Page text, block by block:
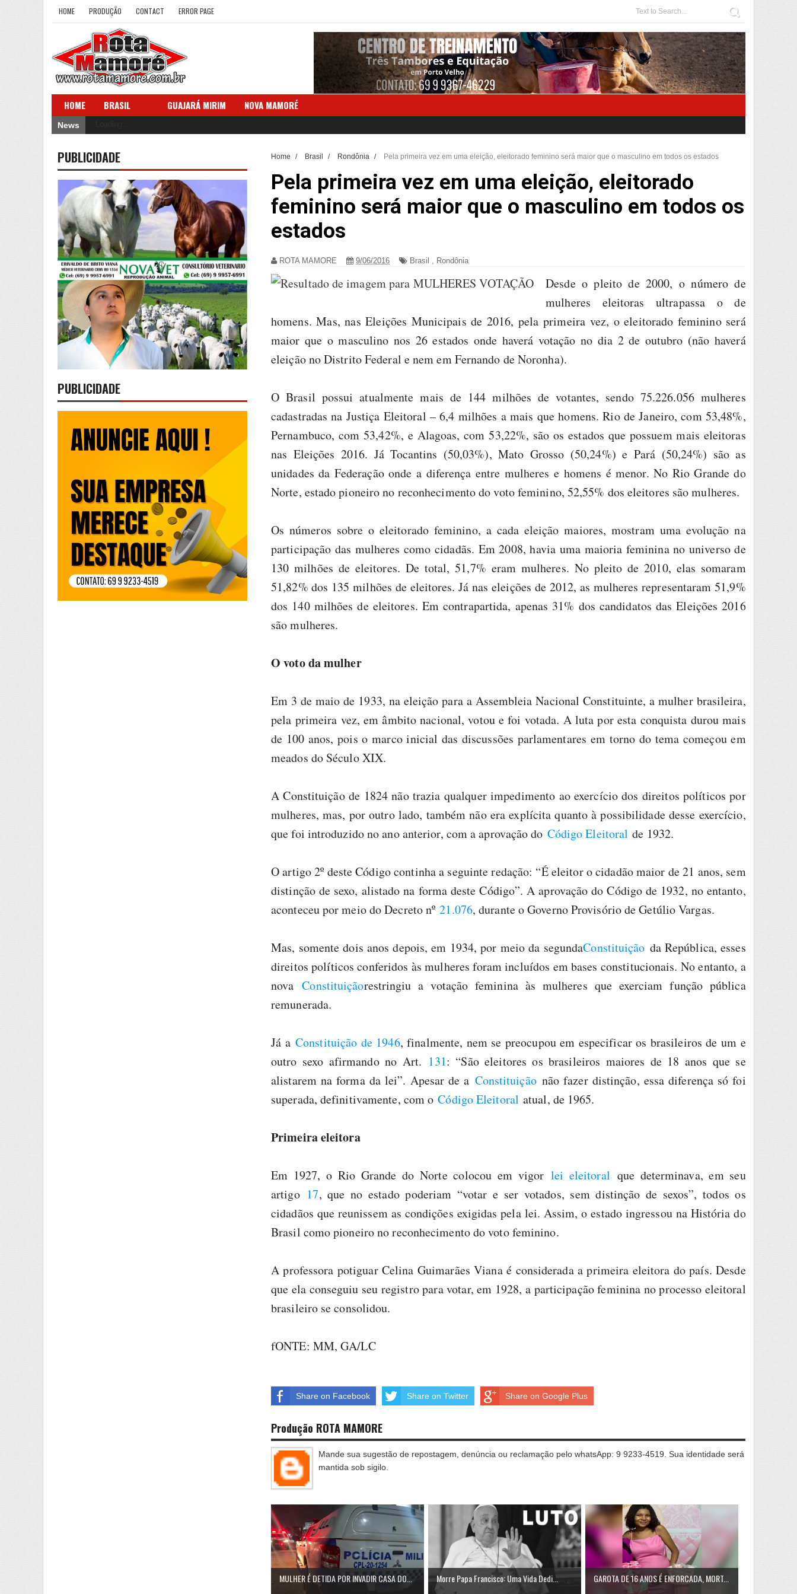
HOME PRODUÇÃO CONTACT ERROR PAGE
HOME BRASIL GUAJARÁ MIRIM NOVA MAMORÉ
News
Home / Brasil / Rondônia / Pela primeira vez em uma eleição, eleitorado feminino será maior que o masculino em todos os estados
Pela primeira vez em uma eleição, eleitorado
feminino será maior que o masculino em todos os
estados
ROTA MAMORE 9/06/2016 Brasil , Rondônia
Desde o pleito de 2000, o número de
mulheres eleitoras ultrapassa o de
homens. Mas, nas Eleições Municipais de 2016, pela primeira vez, o eleitorado feminino será
maior que o masculino nos 26 estados onde haverá votação no dia 2 de outubro (não haverá
eleição no Distrito Federal e nem em Fernando de Noronha).
O Brasil possui atualmente mais de 144 milhões de votantes, sendo 75.226.056 mulheres
cadastradas na Justiça Eleitoral – 6,4 milhões a mais que homens. Rio de Janeiro, com 53,48%,
Pernambuco, com 53,42%, e Alagoas, com 53,22%, são os estados que possuem mais eleitoras
nas Eleições 2016. Já Tocantins (50,03%), Mato Grosso (50,24%) e Pará (50,24%) são as
unidades da Federação onde a diferença entre mulheres e homens é menor. No Rio Grande do
Norte, estado pioneiro no reconhecimento do voto feminino, 52,55% dos eleitores são mulheres.
Os números sobre o eleitorado feminino, a cada eleição maiores, mostram uma evolução na
participação das mulheres como cidadãs. Em 2008, havia uma maioria feminina no universo de
130 milhões de eleitores. De total, 51,7% eram mulheres. No pleito de 2010, elas somaram
51,82% dos 135 milhões de eleitores. Já nas eleições de 2012, as mulheres representaram 51,9%
dos 140 milhões de eleitores. Em contrapartida, apenas 31% dos candidatos das Eleições 2016
são mulheres.
O voto da mulher
Em 3 de maio de 1933, na eleição para a Assembleia Nacional Constituinte, a mulher brasileira,
pela primeira vez, em âmbito nacional, votou e foi votada. A luta por esta conquista durou mais
de 100 anos, pois o marco inicial das discussões parlamentares em torno do tema começou em
meados do Século XIX.
A Constituição de 1824 não trazia qualquer impedimento ao exercício dos direitos políticos por
mulheres, mas, por outro lado, também não era explícita quanto à possibilidade desse exercício,
que foi introduzido no ano anterior, com a aprovação do Código Eleitoral de 1932.
O artigo 2º deste Código continha a seguinte redação: “É eleitor o cidadão maior de 21 anos, sem
distinção de sexo, alistado na forma deste Código”. A aprovação do Código de 1932, no entanto,
aconteceu por meio do Decreto nº21.076, durante o Governo Provisório de Getúlio Vargas.
Mas, somente dois anos depois, em 1934, por meio da segundaConstituição da República, esses
direitos políticos conferidos às mulheres foram incluídos em bases constitucionais. No entanto, a
novaConstituiçãorestringiu a votação feminina às mulheres que exerciam função pública
remunerada.
Já aConstituição de 1946, finalmente, nem se preocupou em especificar os brasileiros de um e
outro sexo afirmando no Art. 131: “São eleitores os brasileiros maiores de 18 anos que se
alistarem na forma da lei”. Apesar de a Constituiçãonão fazer distinção, essa diferença só foi
superada, definitivamente, com oCódigo Eleitoral atual, de 1965.
Primeira eleitora
Em 1927, o Rio Grande do Norte colocou em vigor lei eleitoral que determinava, em seu
artigo 17, que no estado poderiam “votar e ser votados, sem distinção de sexos”, todos os
cidadãos que reunissem as condições exigidas pela lei. Assim, o estado ingressou na História do
Brasil como pioneiro no reconhecimento do voto feminino.
A professora potiguar Celina Guimarães Viana é considerada a primeira eleitora do país. Desde
que ela conseguiu seu registro para votar, em 1928, a participação feminina no processo eleitoral
brasileiro se consolidou.
fONTE: MM, GA/LC
Share on Facebook Share on Twitter Share on Google Plus
Produção ROTA MAMORE
Mande sua sugestão de repostagem, denúncia ou reclamação pelo whatsApp: 9 9233-4519. Sua identidade será
mantida sob sigilo.
MULHER É DETIDA POR INVADIR CASA DO... Morre Papa Francisco: Uma Vida Dedi... GAROTA DE 16 ANOS É ENFORCADA, MORT...
PUBLICIDADE
PUBLICIDADE